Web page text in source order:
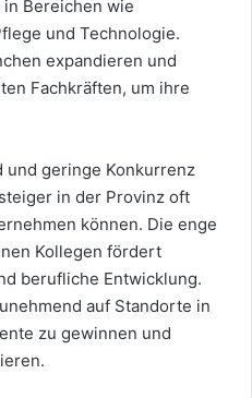
Bereichen wie
und Technologie.
expandieren und
Fachkräften, um ihre
und geringe Konkurrenz
in der Provinz oft
können. Die enge
Kollegen fördert
berufliche Entwicklung.
auf Standorte in
zu gewinnen und